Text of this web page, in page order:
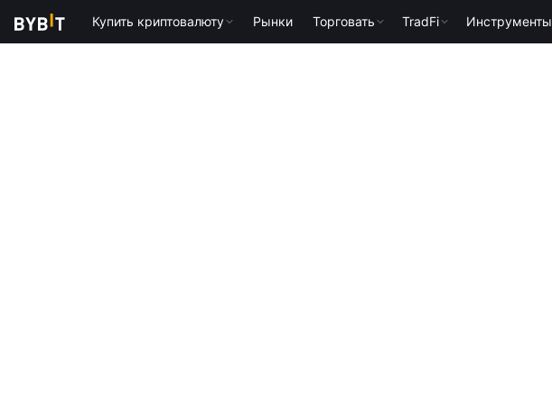
Купить криптовалюту Рынки Торговать TradFi Инструменты